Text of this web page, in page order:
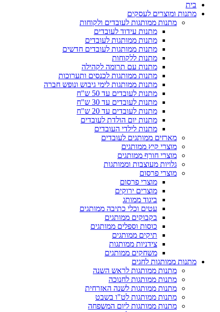
בית
מתנות ומוצרים לעסקים
מתנות ממותגות לעובדים ולקוחות
מתנות עידוד לעובדים
מתנות ממותגות לעובדים
מתנות ממותגות לעובדים חדשים
מתנות ללקוחות
מתנות עם תרומה לקהילה
מתנות ממותגות לכנסים ותערוכות
מתנות ממותגות לימי גיבוש ונופש חברה
מתנות לעובדים עד 50 ש"ח
מתנות לעובדים עד 30 ש"ח
מתנות לעובדים עד 20 ש"ח
מתנות יום הולדת לעובדים
מתנות לילדי העובדים
מארזים ממותגים לעובדים
מוצרי קיץ ממותגים
מוצרי חורף ממותגים
גלויות מעוצבות וממותגות
מוצרי פרסום
מוצרי פרסום
מוצרים ירוקים
ביגוד ממותג
עטים וכלי כתיבה ממותגים
בקבוקים ממותגים
כוסות וספלים ממותגים
תיקים ממותגים
צידניות ממותגות
משחקים ממותגים
מתנות ממותגות לחגים
מתנות ממותגות לראש השנה
מתנות ממותגות לחנוכה
מתנות ממותגות לשנה האזרחית
מתנות ממותגות לט"ו בשבט
מתנות ממותגות ליום המשפחה